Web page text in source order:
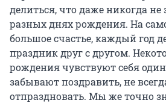
делиться, что даже никогда
разных днях рождения. На
большое счастье, каждый год
праздник друг с другом.
рождения чувствуют себя
забывают поздравить, не
отпраздновать. Мы же точно